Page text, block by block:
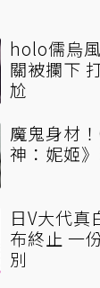
holo儒烏
關被攔下
尬
魔鬼身材
神：妮姬
日V大代真
布終止 一
別